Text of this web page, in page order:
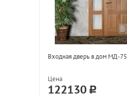
Входная дверь в дом МД-75
Цена
122130